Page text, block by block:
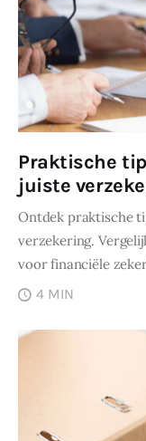
Praktische
juiste
Ontdek praktische
verzekering.
voor financiële
4 MIN